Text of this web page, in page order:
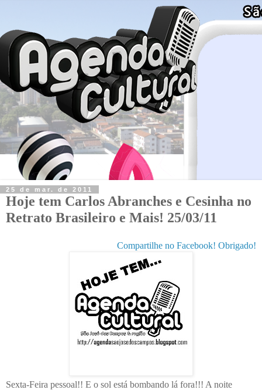
25 de mar. de 2011
Hoje tem Carlos Abranches e Cesinha no
Retrato Brasileiro e Mais! 25/03/11
Compartilhe no Facebook! Obrigado!
Sexta-Feira pessoal!! E o sol está bombando lá fora!!! A noite